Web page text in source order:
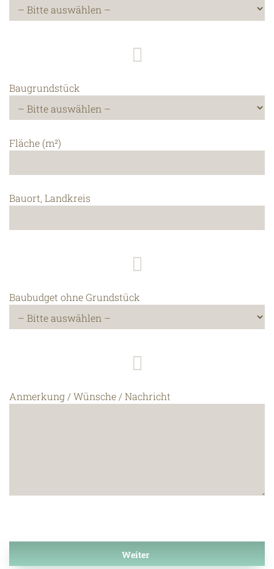
Baugrundstück
Fläche (m²)
Bauort, Landkreis
Baubudget ohne Grundstück
Anmerkung / Wünsche / Nachricht